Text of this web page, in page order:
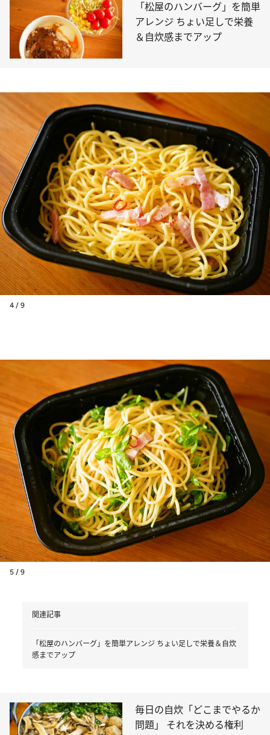
「松屋のハンバーグ」を簡単
アレンジ ちょい足しで栄養
＆自炊感までアップ
4 / 9
5 / 9
関連記事
「松屋のハンバーグ」を簡単アレンジ ちょい足しで栄養＆自炊
感までアップ
毎日の自炊「どこまでやるか
問題」 それを決める権利